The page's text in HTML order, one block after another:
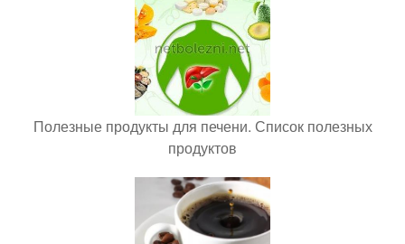
Полезные продукты для печени. Список полезных
продуктов